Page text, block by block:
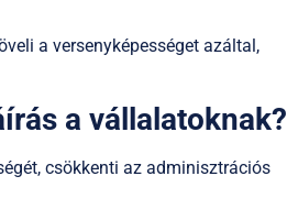
a versenyképességet azáltal,
a vállalatoknak?
csökkenti az adminisztrációs